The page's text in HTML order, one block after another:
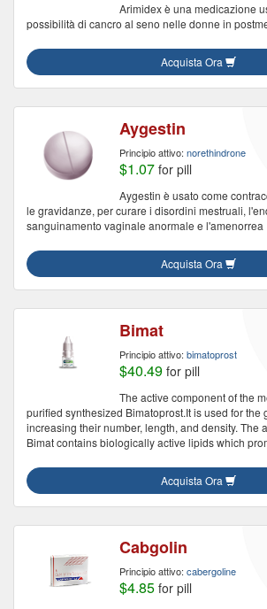
Arimidex è una medicazione
possibilità di cancro al seno nelle donne in
Acquista Ora
Aygestin
Principio attivo: norethindrone
$1.07 for pill
Aygestin è usato come
le gravidanze, per curare i disordini mestruali,
sanguinamento vaginale anormale e l'amenorrea
Acquista Ora
Bimat
Principio attivo: bimatoprost
$40.49 for pill
The active component of the
purified synthesized Bimatoprost.It is used for the
increasing their number, length, and density. The
Bimat contains biologically active lipids which
Acquista Ora
Cabgolin
Principio attivo: cabergoline
$4.85 for pill